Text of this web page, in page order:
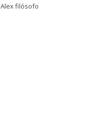
Alex filósofo